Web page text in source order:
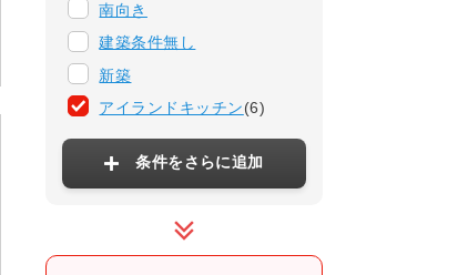
南向き
建築条件無し
新築
アイランドキッチン(6)
条件をさらに追加